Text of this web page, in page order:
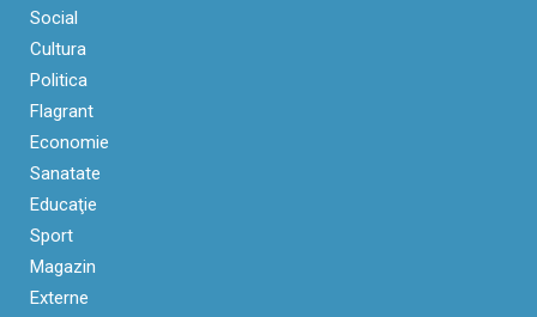
Social
Cultura
Politica
Flagrant
Economie
Sanatate
Educaţie
Sport
Magazin
Externe